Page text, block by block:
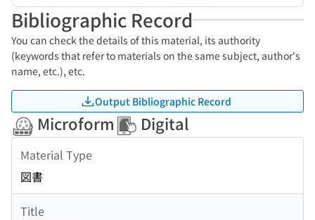
Bibliographic Record
You can check the details of this material, its authority
(keywords that refer to materials on the same subject, author's
name, etc.), etc.
Output Bibliographic Record
Microform Digital
Material Type
図書
Title